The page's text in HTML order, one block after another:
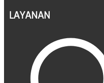
LAYANAN